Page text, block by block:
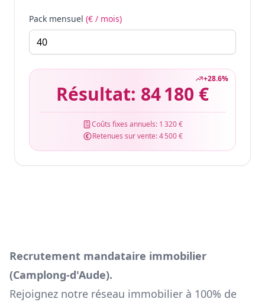
Pack mensuel (€ / mois)
+28.6%
Résultat: 84 180 €
Coûts fixes annuels: 1 320 €
Retenues sur vente:4 500 €
Recrutement mandataire immobilier
(Camplong-d'Aude).
Rejoignez notre réseau immobilier à 100% de